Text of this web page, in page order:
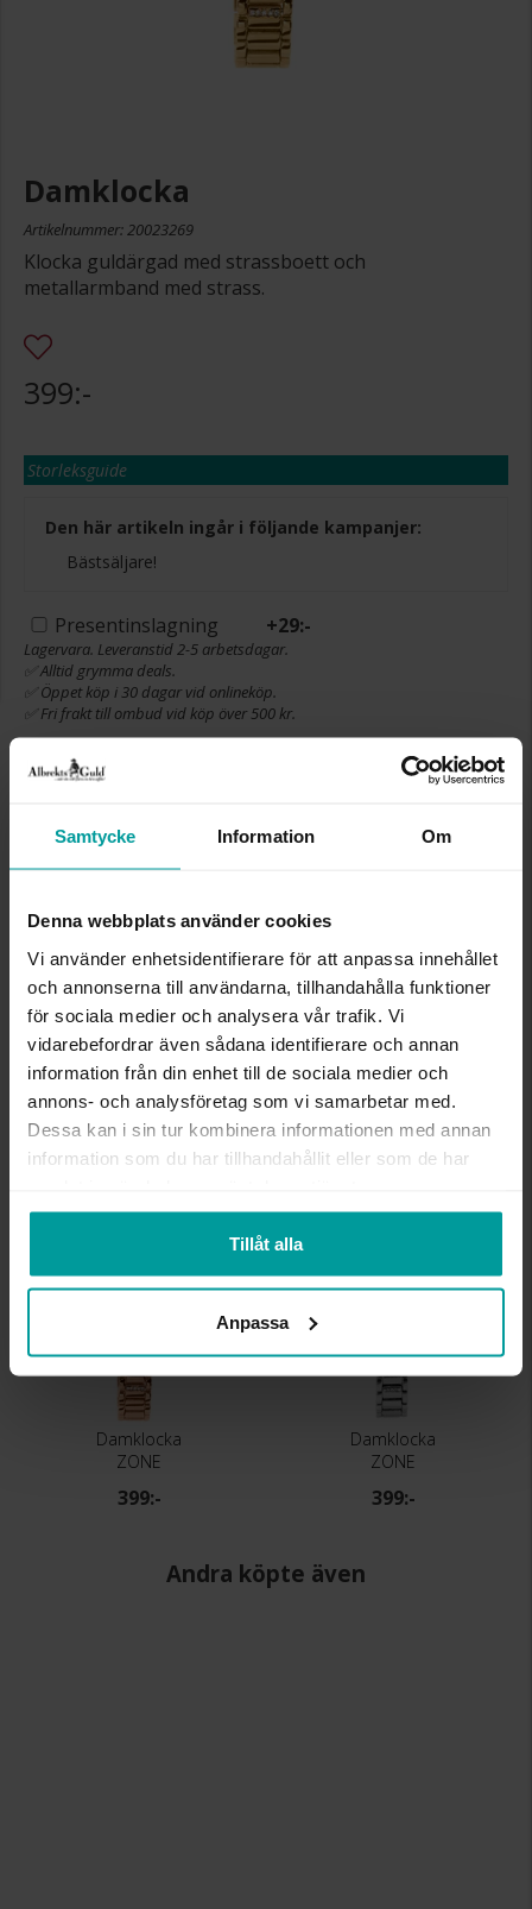
Samtycke Information Om
Denna webbplats använder cookies
Vi använder enhetsidentifierare för att anpassa innehållet
och annonserna till användarna, tillhandahålla funktioner
för sociala medier och analysera vår trafik. Vi
vidarebefordrar även sådana identifierare och annan
information från din enhet till de sociala medier och
annons- och analysföretag som vi samarbetar med.
Dessa kan i sin tur kombinera informationen med annan
information som du har tillhandahållit eller som de har
Tillåt alla
Anpassa
Damklocka
Artikelnummer: 20023269
Klocka guldärgad med strassboett och
metallarmband med strass.
399:-
Storleksguide
Den här artikeln ingår i följande kampanjer:
Bästsäljare!
Presentinslagning +29:-
Lagervara. Leveranstid 2-5 arbetsdagar.
✅ Alltid grymma deals.
✅ Öppet köp i 30 dagar vid onlineköp.
✅ Fri frakt till ombud vid köp över 500 kr.
LÄGG I VARUKORGEN
BOETT CA (MM)
VARUMÄRKE
Zone
MATERIAL
Metall, Guldfärgad
DETALJER
Strass
KLOCKARMBAND
Metall
URVERK
2035 (MIYOTA)
TEKNISKA EGENSKAPER
Quartz
Liknande produkter
Damklocka
ZONE
399:-
Damklocka
ZONE
399:-
Andra köpte även